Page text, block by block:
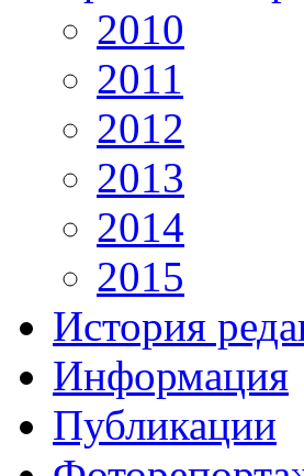
2010
2011
2012
2013
2014
2015
История
Информация
Публикации